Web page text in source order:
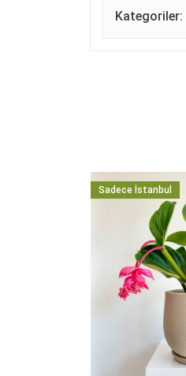
Kategoriler:
Sadece İstanbul